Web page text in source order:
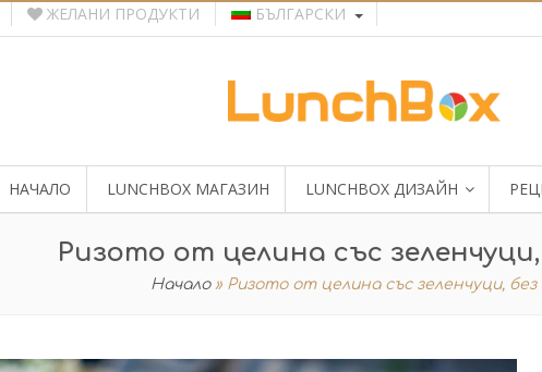
ЖЕЛАНИ ПРОДУКТИ БЪЛГАРСКИ
НАЧАЛО LUNCHBOX МАГАЗИН LUNCHBOX ДИЗАЙН
Ризото от целина със
Начало » Ризото от целина със зеленчуци, без